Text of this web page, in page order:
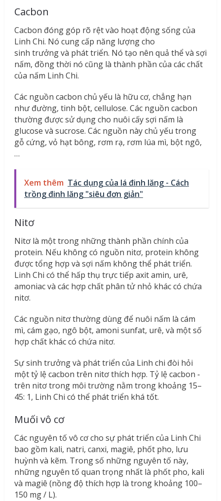
Cacbon
Cacbon đóng góp rõ rệt vào hoạt động sống của
Linh Chi. Nó cung cấp năng lượng cho
sinh trưởng và phát triển. Nó tạo nên quả thể và sợi
nấm, đồng thời nó cũng là thành phần của các chất
của nấm Linh Chi.
Các nguồn cacbon chủ yếu là hữu cơ, chẳng hạn
như đường, tinh bột, cellulose. Các nguồn cacbon
thường được sử dụng cho nuôi cấy sợi nấm là
glucose và sucrose. Các nguồn này chủ yếu trong
gỗ cứng, vỏ hạt bông, rơm rạ, rơm lúa mì, bột ngô,
…
Xem thêm Tác dụng của lá đinh lăng - Cách
trồng đinh lăng "siêu đơn giản"
Nitơ
Nitơ là một trong những thành phần chính của
protein. Nếu không có nguồn nitơ, protein không
được tổng hợp và sợi nấm không thể phát triển.
Linh Chi có thể hấp thụ trực tiếp axit amin, urê,
amoniac và các hợp chất phân tử nhỏ khác có chứa
nitơ.
Các nguồn nitơ thường dùng để nuôi nấm là cám
mì, cám gạo, ngô bột, amoni sunfat, urê, và một số
hợp chất khác có chứa nitơ.
Sự sinh trưởng và phát triển của Linh chi đòi hỏi
một tỷ lệ cacbon trên nitơ thích hợp. Tỷ lệ cacbon ‐
trên nitơ trong môi trường nằm trong khoảng 15–
45: 1, Linh Chi có thể phát triển khá tốt.
Muối vô cơ
Các nguyên tố vô cơ cho sự phát triển của Linh Chi
bao gồm kali, natri, canxi, magiê, phốt pho, lưu
huỳnh và kẽm. Trong số những nguyên tố này,
những nguyên tố quan trọng nhất là phốt pho, kali
và magiê (nồng độ thích hợp là trong khoảng 100–
150 mg / L).